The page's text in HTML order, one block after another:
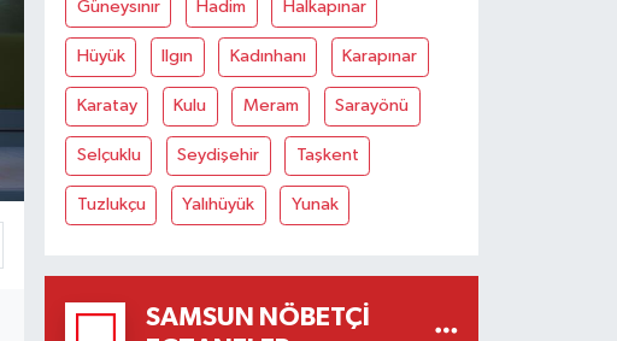
Güneysınır Hadim Halkapınar
Hüyük Ilgın Kadınhanı Karapınar
Karatay Kulu Meram Sarayönü
Selçuklu Seydişehir Taşkent
Tuzlukçu Yalıhüyük Yunak
SAMSUN NÖBETÇI